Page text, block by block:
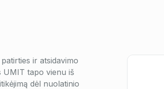
ir atsidavimo
UMIT tapo vienu iš
dėl nuolatinio